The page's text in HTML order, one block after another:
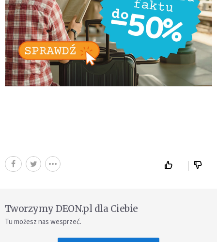
Tworzymy DEON.pl dla Ciebie
Tu możesz nas wesprzeć.